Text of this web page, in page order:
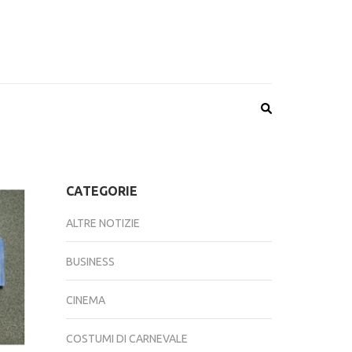
CATEGORIE
ALTRE NOTIZIE
BUSINESS
CINEMA
COSTUMI DI CARNEVALE